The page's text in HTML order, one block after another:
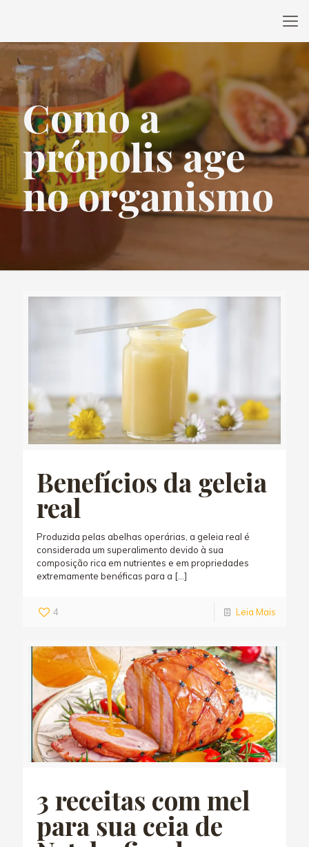
Como a
própolis age
no organismo
Benefícios da geleia
real
Produzida pelas abelhas operárias, a geleia real é
considerada um superalimento devido à sua
composição rica em nutrientes e em propriedades
extremamente benéficas para a […]
4 Leia Mais
3 receitas com mel
para sua ceia de